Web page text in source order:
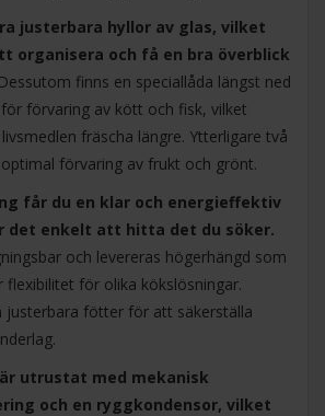
justerbara hyllor av glas, vilket
organisera och få en bra överblick
Dessutom finns en speciallåda längst ned
förvaring av kött och fisk, vilket
fräscha längre. Ytterligare två
förvaring av frukt och grönt.
får du en klar och energieffektiv
det enkelt att hitta det du söker.
och levereras högerhängd som
flexibilitet för olika kökslösningar.
justerbara fötter för att säkerställa
är utrustat med mekanisk
och en ryggkondensor, vilket